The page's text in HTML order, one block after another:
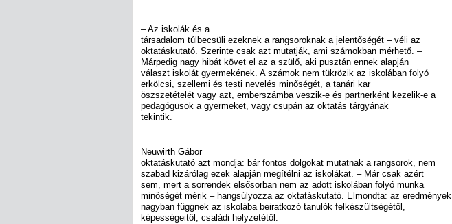
– Az iskolák és a
társadalom túlbecsüli ezeknek a rangsoroknak a jelentőségét – véli az
oktatáskutató. Szerinte csak azt mutatják, ami számokban mérhető. –
Márpedig nagy hibát követ el az a szülő, aki pusztán ennek alapján
választ iskolát gyermekének. A számok nem tükrözik az iskolában folyó
erkölcsi, szellemi és testi nevelés minőségét, a tanári kar
öszszetételét vagy azt, emberszámba veszik-e és partnerként kezelik-e a
pedagógusok a gyermeket, vagy csupán az oktatás tárgyának
tekintik.
Neuwirth Gábor
oktatáskutató azt mondja: bár fontos dolgokat mutatnak a rangsorok, nem
szabad kizárólag ezek alapján megítélni az iskolákat. – Már csak azért
sem, mert a sorrendek elsősorban nem az adott iskolában folyó munka
minőségét mérik – hangsúlyozza az oktatáskutató. Elmondta: az eredmények
nagyban függnek az iskolába beiratkozó tanulók felkészültségétől,
képességeitől, családi helyzetétől.